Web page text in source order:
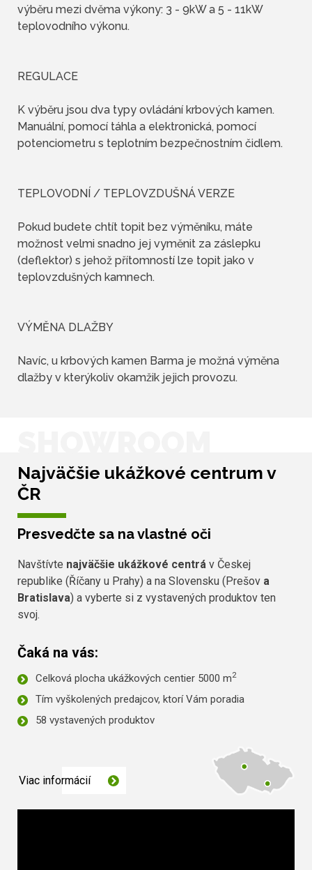
výběru mezi dvěma výkony: 3 - 9kW a 5 - 11kW
teplovodního výkonu.
REGULACE
K výběru jsou dva typy ovládání krbových kamen.
Manuální, pomocí táhla a elektronická, pomocí
potenciometru s teplotním bezpečnostním čidlem.
TEPLOVODNÍ / TEPLOVZDUŠNÁ VERZE
Pokud budete chtít topit bez výměníku, máte
možnost velmi snadno jej vyměnit za záslepku
(deflektor) s jehož přítomností lze topit jako v
teplovzdušných kamnech.
VÝMĚNA DLAŽBY
Navíc, u krbových kamen Barma je možná výměna
dlažby v kterýkoliv okamžik jejich provozu.
Najväčšie ukážkové centrum v
ČR
Presvedčte sa na vlastné oči
Navštívte najväčšie ukážkové centrá v Českej
republike (Říčany u Prahy) a na Slovensku (Prešov a
Bratislava) a vyberte si z vystavených produktov ten
svoj.
Čaká na vás:
Celková plocha ukážkových centier 5000 m2
Tím vyškolených predajcov, ktorí Vám poradia
58 vystavených produktov
Viac informácií